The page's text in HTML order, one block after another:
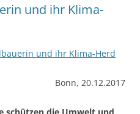
und ihr Klima-
und ihr Klima-Herd
Bonn, 20.12.2017